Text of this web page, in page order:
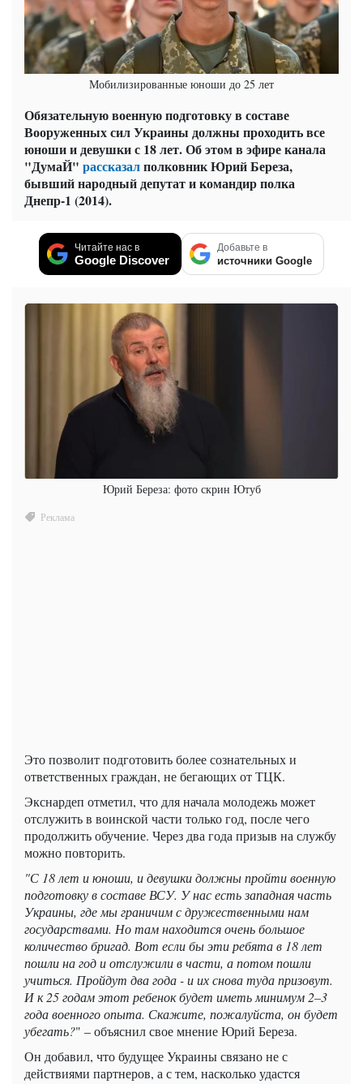
Мобилизированные юноши до 25 лет
Обязательную военную подготовку в составе
Вооруженных сил Украины должны проходить все
юноши и девушки с 18 лет. Об этом в эфире канала
"ДумаЙ" рассказалполковник Юрий Береза,
бывший народный депутат и командир полка
Днепр-1 (2014).
Читайте нас в
Google Discover
Добавьте в
источники Google
Юрий Береза: фото скрин Ютуб
Это позволит подготовить более сознательных и
ответственных граждан, не бегающих от ТЦК.
Экснардеп отметил, что для начала молодежь может
отслужить в воинской части только год, после чего
продолжить обучение. Через два года призыв на службу
можно повторить.
"С 18 лет и юноши, и девушки должны пройти военную
подготовку в составе ВСУ. У нас есть западная часть
Украины, где мы граничим с дружественными нам
государствами. Но там находится очень большое
количество бригад. Вот если бы эти ребята в 18 лет
пошли на год и отслужили в части, а потом пошли
учиться. Пройдут два года - и их снова туда призовут.
И к 25 годам этот ребенок будет иметь минимум 2–3
года военного опыта. Скажите, пожалуйста, он будет
убегать?" – объяснил свое мнение Юрий Береза.
Он добавил, что будущее Украины связано не с
действиями партнеров, а с тем, насколько удастся